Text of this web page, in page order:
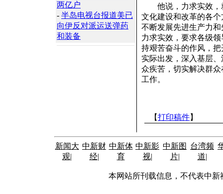
两亿户
- 半岛电视台报道美已
向伊反对派运送弹药
和装备
他说，力求实效，
文化建设和改革的各
不断发展先进生产力
力求实效，要求各级
持艰苦奋斗的作风，
实际出发，深入基层
众疾苦，切实解决群
工作。
【打印稿件】
新闻大
观|
中新财
经|
中新体
育
中新影
视|
中新图
片|
台湾频
道|
本网站所刊载信息，不代表中